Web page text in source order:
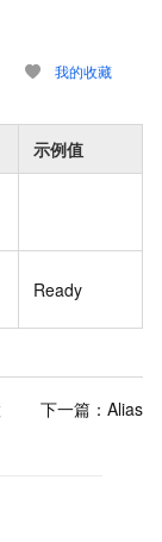
我的收藏
示例值
Ready
下一篇： Alias